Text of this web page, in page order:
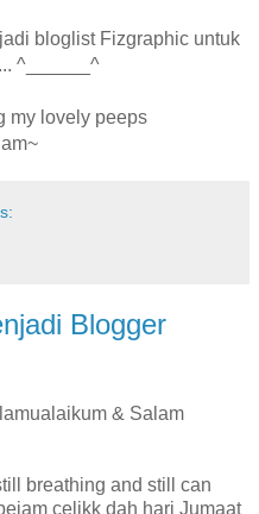
bloglist Fizgraphic untuk
^______^
my lovely peeps
Blogger
& Salam
breathing and still can
celikk dah hari Jumaat